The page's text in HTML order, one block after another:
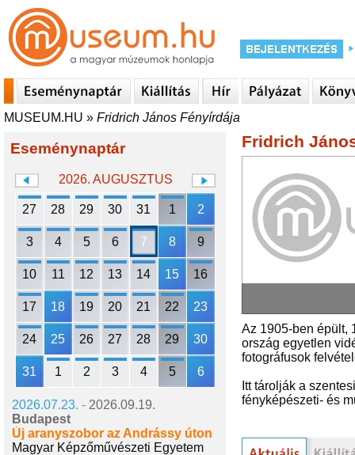
MUSEUM.HU » Fridrich János Fényírdája
Eseménynaptár
2026. AUGUSZTUS
27 28 29 30 31 1 2
3 4 5 6 7 8 9
10 11 12 13 14 15 16
17 18 19 20 21 22 23
24 25 26 27 28 29 30
31 1 2 3 4 5 6
2026.07.23. - 2026.09.19.
Budapest
Új aranyszobor az Andrássy úton
Magyar Képzőművészeti Egyetem
Fridrich
Az 1905-ben épült,
ország egyetlen
fotográfusok
Itt tárolják a
fényképészeti- és